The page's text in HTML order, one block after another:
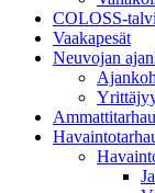
COLOSS-
Vaakapesät
Neuvojan